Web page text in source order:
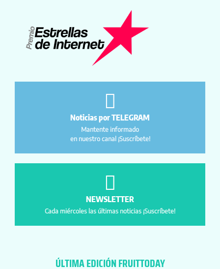
Noticias por TELEGRAM
Mantente informado
en nuestro canal ¡Suscríbete!
NEWSLETTER
Cada miércoles las últimas noticias ¡Suscríbete!
ÚLTIMA EDICIÓN FRUITTODAY